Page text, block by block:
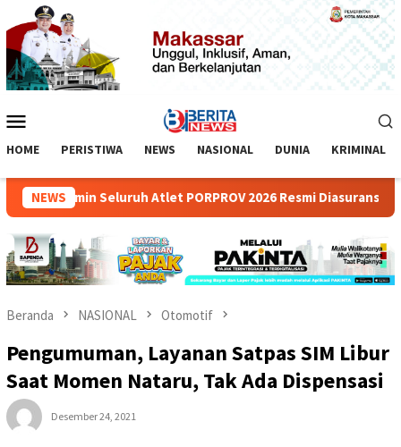
Loncat
ke
konten
Mobile
HOME PERISTIWA NEWS NASIONAL DUNIA KRIMINAL
NEWS
Jamin Seluruh Atlet PORPROV 2026 Resmi Diasuransikan
Beranda NASIONAL Otomotif
Pengumuman, Layanan Satpas SIM Libur
Saat Momen Nataru, Tak Ada Dispensasi
Desember 24, 2021